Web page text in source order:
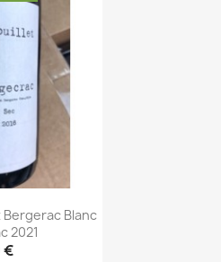
Blanc
2021
€